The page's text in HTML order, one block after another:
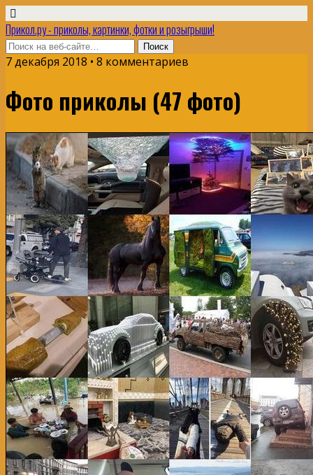
Прикол.ру - приколы, картинки, фотки и розыгрыши!
7 декабря 2018 • 8 комментариев
Фото приколы (47 фото)